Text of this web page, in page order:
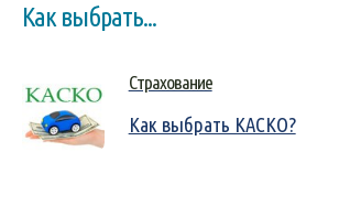
Как выбрать...
Страхование
Как выбрать КАСКО?